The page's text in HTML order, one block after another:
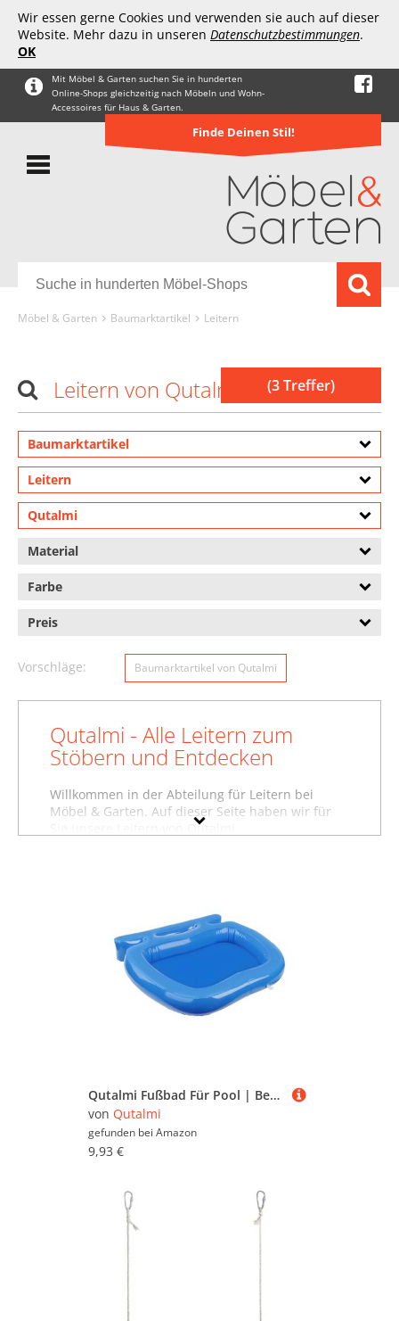
Wir essen gerne Cookies und verwenden sie auch auf dieser
Website. Mehr dazu in unseren Datenschutzbestimmungen.
OK
Mit Möbel & Garten suchen Sie in hunderten
Online-Shops gleichzeitig nach Möbeln und Wohn-
Accessoires für Haus & Garten.
Finde Deinen Stil!
Möbel & Garten Baumarktartikel Leitern
(3 Treffer)
Leitern von Qutalmi
Baumarktartikel
Leitern
Qutalmi
Material
Farbe
Preis
Vorschläge: Baumarktartikel von Qutalmi
Qutalmi - Alle Leitern zum
Stöbern und Entdecken
Willkommen in der Abteilung für Leitern bei
Möbel & Garten. Auf dieser Seite haben wir für
Sie unsere Leitern von Qutalmi
Möbelsortiment sämtlicher Leitern. Oder suchen
Sie gezielt nach Möbeln von Qutalmi? Dann
besuchen Sie unsere Abteilung mit sämtlichen
Möbeln der Marke Qutalmi
. Mit Hilfe der Filter
oben auf der Seite können Sie auch gezielt
Leitern von anderen Marken ansehen und in
bestimmten Preiskategorien sowie nach
Qutalmi Fußbad Für Pool | Becken Zum Waschen Von Füßen Sand Und Schmutz | Tragbar Leichte Wanne Für Außenbereich Spa Leiter Reinigung Vor Dem Schwimmeneinstieg
von Qutalmi
gefunden bei Amazon
9,93 €